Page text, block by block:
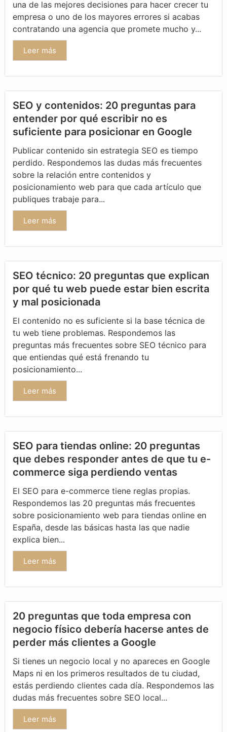
una de las mejores decisiones para hacer crecer tu
empresa o uno de los mayores errores si acabas
contratando una agencia que promete mucho y...
Leer más
SEO y contenidos: 20 preguntas para
entender por qué escribir no es
suficiente para posicionar en Google
Publicar contenido sin estrategia SEO es tiempo
perdido. Respondemos las dudas más frecuentes
sobre la relación entre contenidos y
posicionamiento web para que cada artículo que
publiques trabaje para...
Leer más
SEO técnico: 20 preguntas que explican
por qué tu web puede estar bien escrita
y mal posicionada
El contenido no es suficiente si la base técnica de
tu web tiene problemas. Respondemos las
preguntas más frecuentes sobre SEO técnico para
que entiendas qué está frenando tu
posicionamiento...
Leer más
SEO para tiendas online: 20 preguntas
que debes responder antes de que tu e-
commerce siga perdiendo ventas
El SEO para e-commerce tiene reglas propias.
Respondemos las 20 preguntas más frecuentes
sobre posicionamiento web para tiendas online en
España, desde las básicas hasta las que nadie
explica bien...
Leer más
20 preguntas que toda empresa con
negocio físico debería hacerse antes de
perder más clientes a Google
Si tienes un negocio local y no apareces en Google
Maps ni en los primeros resultados de tu ciudad,
estás perdiendo clientes cada día. Respondemos las
dudas más frecuentes sobre SEO local...
Leer más